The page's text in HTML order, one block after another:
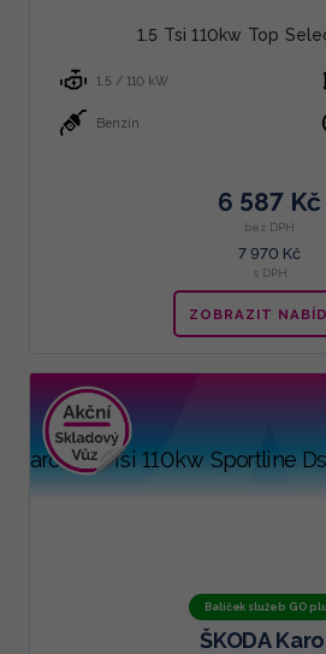
1.5 Tsi 110kw Top
1.5 / 110 kW
Benzín
6 587 Kč
bez DPH
7 970 Kč
s DPH
ZOBRAZIT
Balíček služeb GO
ŠKODA